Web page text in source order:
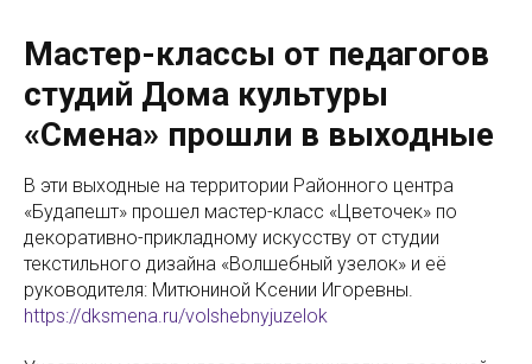
Мастер-классы от педагогов
студий Дома культуры
«Смена» прошли в выходные
В эти выходные на территории Районного центра
«Будапешт» прошел мастер-класс «Цветочек» по
декоративно-прикладному искусству от студии
текстильного дизайна «Волшебный узелок» и её
руководителя: Митюниной Ксении Игоревны.
https://dksmena.ru/volshebnyjuzelok